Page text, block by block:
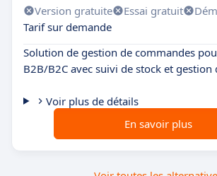
Version gratuite Essai gratuit
Tarif sur demande
Solution de gestion de commandes
B2B/B2C avec suivi de stock et gestion
Voir plus de détails
En savoir plus